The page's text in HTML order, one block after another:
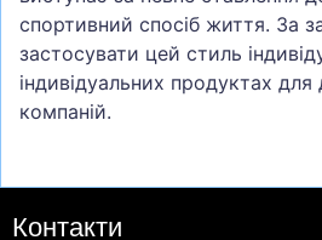
спортивний спосіб життя. За
застосувати цей стиль
індивідуальних продуктах для
компаній.
Контакти